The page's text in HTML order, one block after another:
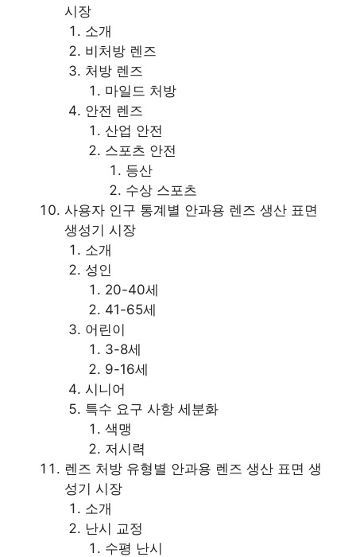
시장
소개
비처방 렌즈
처방 렌즈
마일드 처방
안전 렌즈
산업 안전
스포츠 안전
등산
수상 스포츠
사용자 인구 통계별 안과용 렌즈 생산 표면
생성기 시장
소개
성인
20-40세
41-65세
어린이
3-8세
9-16세
시니어
특수 요구 사항 세분화
색맹
저시력
렌즈 처방 유형별 안과용 렌즈 생산 표면 생
성기 시장
소개
난시 교정
수평 난시